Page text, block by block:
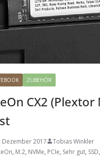
ZUBEHÖR
CX2 (Plextor
Dezember 2017
Tobias Winkler
, M.2, NVMe, PCIe, Sehr gut, SSD,